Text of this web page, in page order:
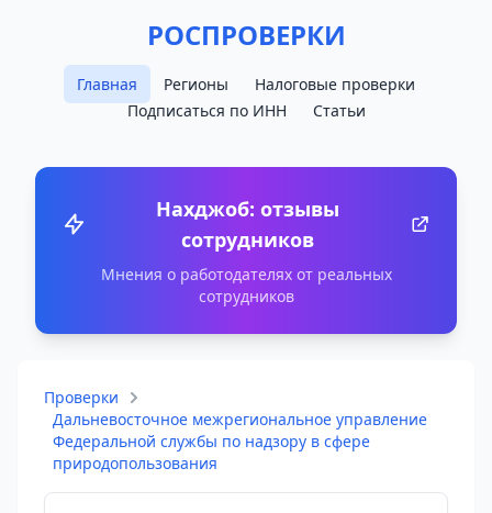
РОСПРОВЕРКИ
Главная Регионы
Налоговые проверки
Подписаться по ИНН
Статьи
Нахджоб: отзывы
сотрудников
Мнения о работодателях от реальных
сотрудников
Проверки
Дальневосточное межрегиональное управление
Федеральной службы по надзору в сфере
природопользования